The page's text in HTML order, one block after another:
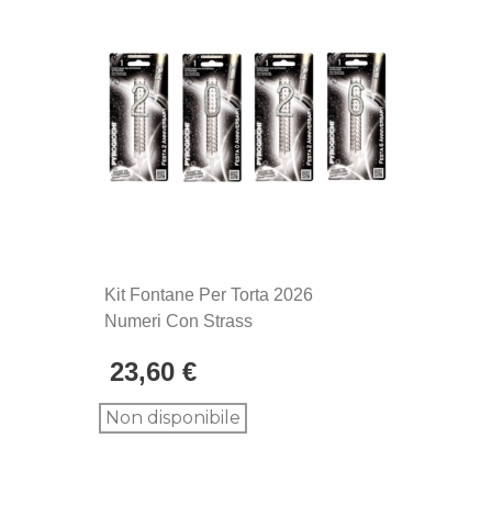
Kit Fontane Per Torta 2026
Numeri Con Strass
23,60 €
Non disponibile